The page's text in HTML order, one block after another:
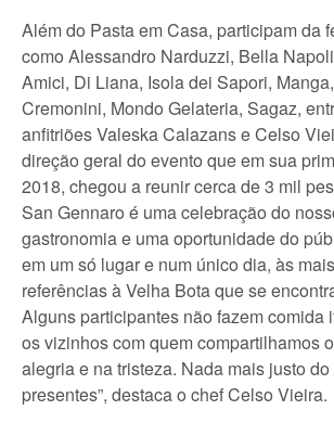
Além do Pasta em Casa, participam da
como Alessandro Narduzzi, Bella
Amici, Di Liana, Isola dei Sapori,
Cremonini, Mondo Gelateria, Sagaz,
anfitriões Valeska Calazans e Celso
direção geral do evento que em sua
2018, chegou a reunir cerca de 3 mil
San Gennaro é uma celebração do
gastronomia e uma oportunidade do
em um só lugar e num único dia, às
referências à Velha Bota que se
Alguns participantes não fazem comida
os vizinhos com quem compartilhamos
alegria e na tristeza. Nada mais justo
presentes”, destaca o chef Celso Vieira.